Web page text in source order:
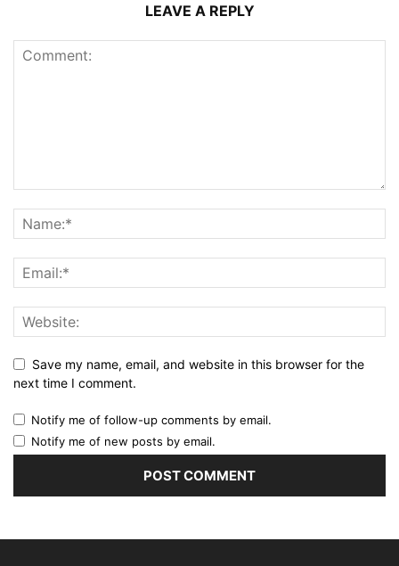
LEAVE A REPLY
Save my name, email, and website in this browser for the
next time I comment.
Notify me of follow-up comments by email.
Notify me of new posts by email.